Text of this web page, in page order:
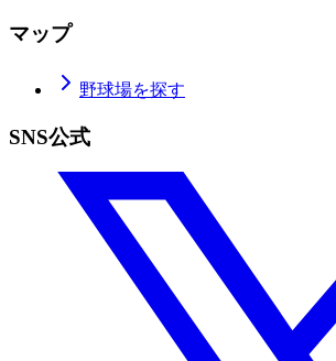
マップ
野球場を探す
SNS公式